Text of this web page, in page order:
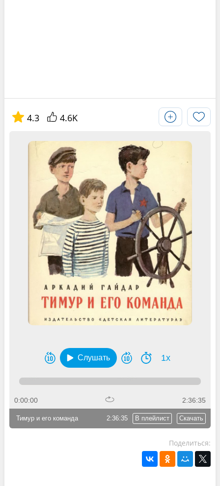
4.3 4.6K
Слушать 1x
0:00:00 2:36:35
2:36:35 В плейлист Скачать
Тимур и его команда
Поделиться: